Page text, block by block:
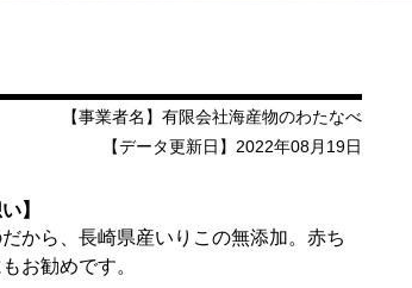
【事業者名】有限会社海産物のわたなべ
【データ更新日】2022年08月19日
】
から、長崎県産いりこの無添加。赤ち
お勧めです。